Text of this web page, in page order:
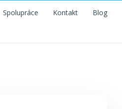
Spolupráce Kontakt Blog